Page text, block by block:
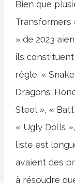
Bien que
Transformers
» de 2023
ils
règle. «
Dragons:
Steel », «
« Ugly Dolls
liste est
avaient des
à résoudre